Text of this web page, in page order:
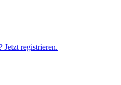
registrieren.